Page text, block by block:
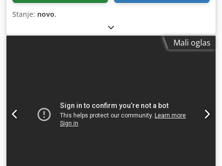
Stanje: novo,
Mali oglas